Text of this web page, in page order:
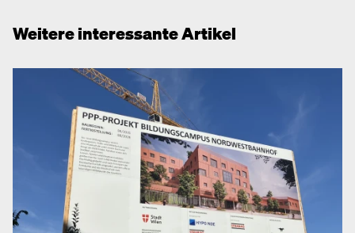
Weitere interessante Artikel